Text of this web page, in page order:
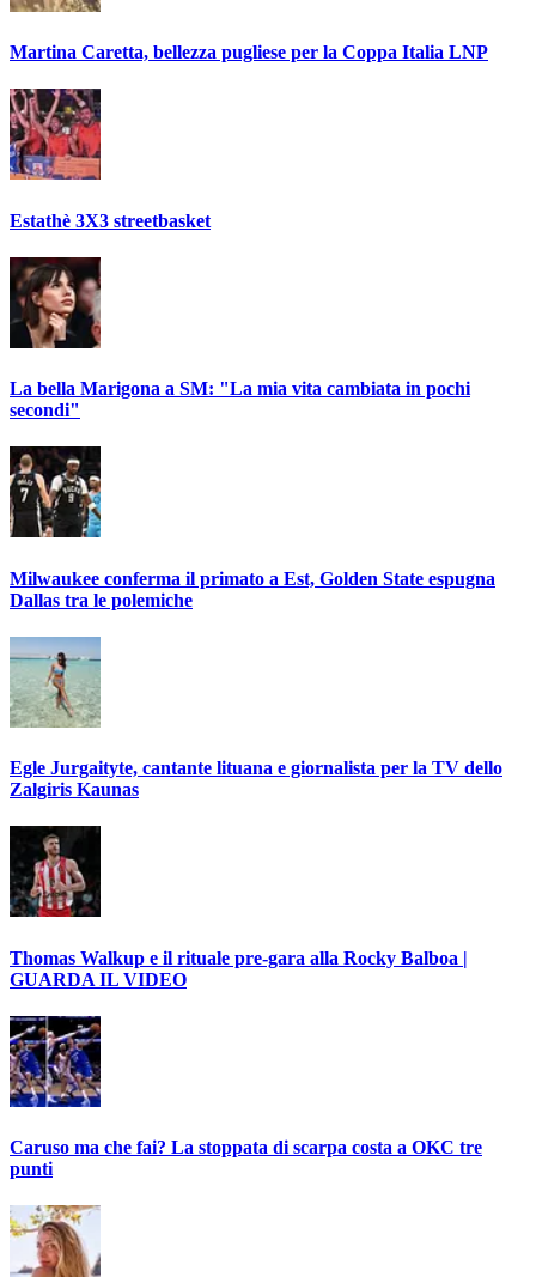
Martina Caretta, bellezza pugliese per la Coppa Italia LNP
Estathè 3X3 streetbasket
La bella Marigona a SM: "La mia vita cambiata in pochi
secondi"
Milwaukee conferma il primato a Est, Golden State espugna
Dallas tra le polemiche
Egle Jurgaityte, cantante lituana e giornalista per la TV dello
Zalgiris Kaunas
Thomas Walkup e il rituale pre-gara alla Rocky Balboa |
GUARDA IL VIDEO
Caruso ma che fai? La stoppata di scarpa costa a OKC tre
punti